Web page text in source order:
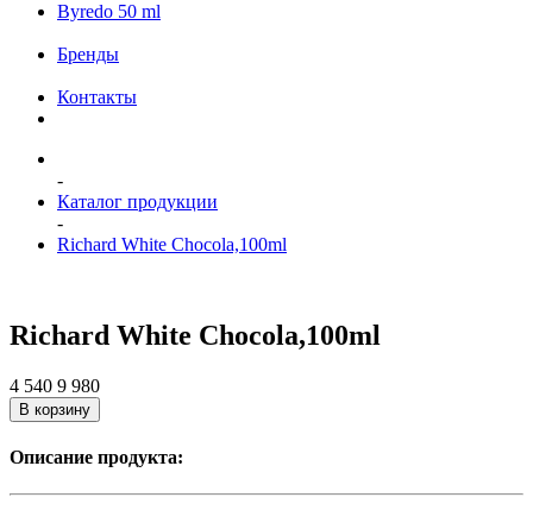
Byredo 50 ml
Бренды
Контакты
-
Каталог продукции
-
Richard White Chocola,100ml
Richard White Chocola,100ml
4 540 9 980
В корзину
Описание продукта: